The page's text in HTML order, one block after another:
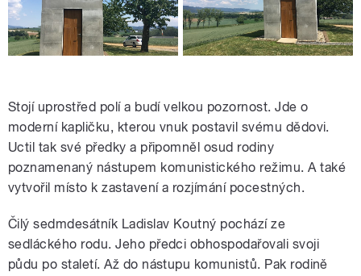
Stojí uprostřed polí a budí velkou pozornost. Jde o
moderní kapličku, kterou vnuk postavil svému dědovi.
Uctil tak své předky a připomněl osud rodiny
poznamenaný nástupem komunistického režimu. A také
vytvořil místo k zastavení a rozjímání pocestných.
Čilý sedmdesátník Ladislav Koutný pochází ze
sedláckého rodu. Jeho předci obhospodařovali svoji
půdu po staletí. Až do nástupu komunistů. Pak rodině